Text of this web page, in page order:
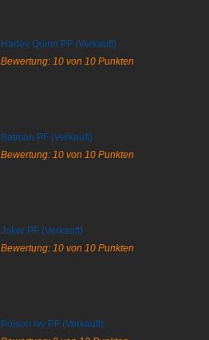
Harley Quinn PF (Verkauft)
Bewertung: 10 von 10 Punkten
Batman PF (Verkauft)
Bewertung: 10 von 10 Punkten
Joker PF (Verkauft)
Bewertung: 10 von 10 Punkten
Poison Ivy PF (Verkauft)